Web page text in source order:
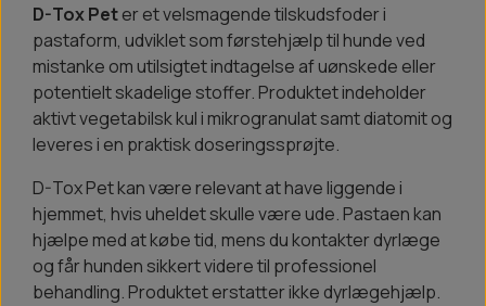
D-Tox Peter et velsmagende tilskudsfoder i
pastaform, udviklet som førstehjælp til hunde ved
mistanke om utilsigtet indtagelse af uønskede eller
potentielt skadelige stoffer. Produktet indeholder
aktivt vegetabilsk kul i mikrogranulat samt diatomit og
leveres i en praktisk doseringssprøjte.
D-Tox Pet kan være relevant at have liggende i
hjemmet, hvis uheldet skulle være ude. Pastaen kan
hjælpe med at købe tid, mens du kontakter dyrlæge
og får hunden sikkert videre til professionel
behandling. Produktet erstatter ikke dyrlægehjælp.